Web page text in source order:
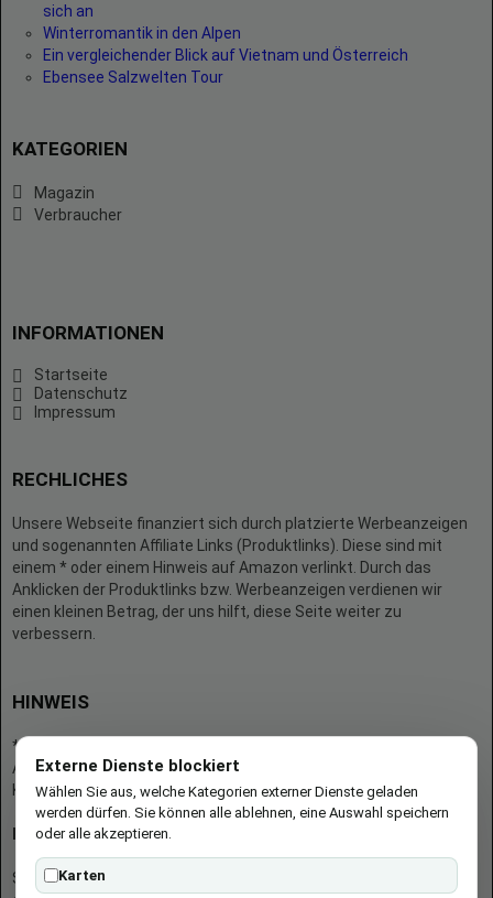
sich an
Winterromantik in den Alpen
Ein vergleichender Blick auf Vietnam und Österreich
Ebensee Salzwelten Tour
KATEGORIEN
Magazin
Verbraucher
INFORMATIONEN
Startseite
Datenschutz
Impressum
RECHLICHES
Unsere Webseite finanziert sich durch platzierte Werbeanzeigen
und sogenannten Affiliate Links (Produktlinks). Diese sind mit
einem * oder einem Hinweis auf Amazon verlinkt. Durch das
Anklicken der Produktlinks bzw. Werbeanzeigen verdienen wir
einen kleinen Betrag, der uns hilft, diese Seite weiter zu
verbessern.
HINWEIS
* = Afilliate-Link (=Werbung)
Als Amazon-Partner verdient der Seitenbetreiber an qualifizierten
Käufen.
Hinweis zu Preisen und Verfügbarkeiten
Sofern Produktpreise und Verfügbarkeiten angezeigt werden,
Externe Dienste blockiert
Wählen Sie aus, welche Kategorien externer Dienste geladen
werden dürfen. Sie können alle ablehnen, eine Auswahl speichern
oder alle akzeptieren.
Karten